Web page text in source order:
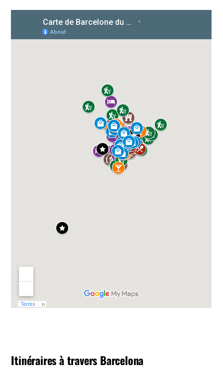
Itinéraires à travers Barcelona